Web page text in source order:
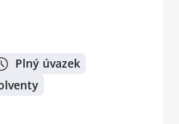
Plný úvazek